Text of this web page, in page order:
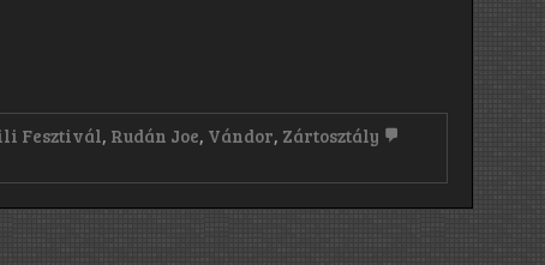
Fesztivál, Rudán Joe, Vándor, Zártosztály